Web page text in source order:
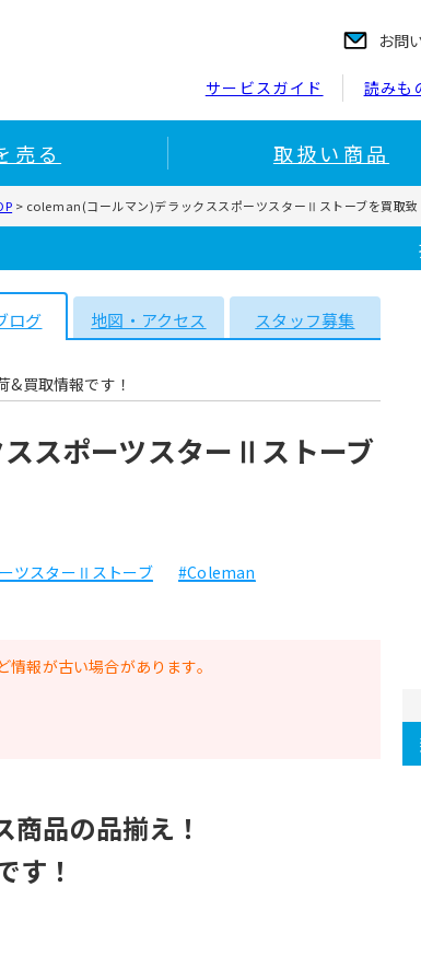
お問
サービスガイド 読みも
売る 取扱い商品
> coleman(コールマン)デラックススポーツスターⅡストーブを買取致
ログ 地図・アクセス スタッフ募集
&買取情報です！
スポーツスターⅡストーブ
ツスターⅡストーブ
#Coleman
報が古い場合があります。
品の品揃え！
す！